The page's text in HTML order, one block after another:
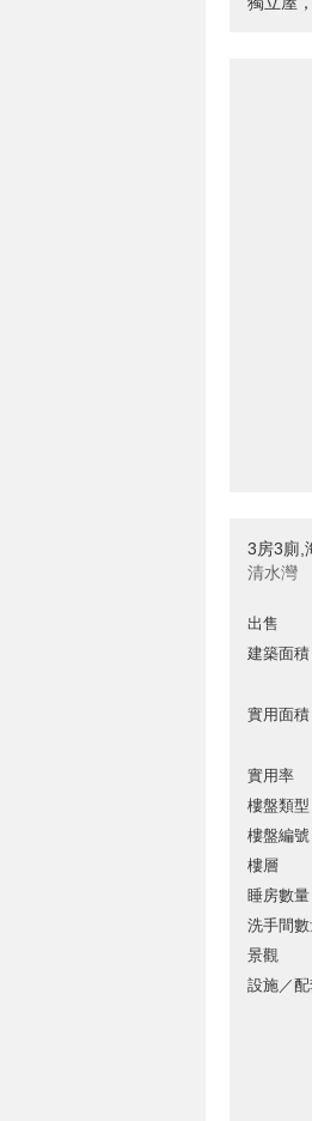
3房3廁,
清水灣
出售
建築面積
實用面積
實用率
樓盤類型
樓盤編號
樓層
睡房數量
洗手間
景觀
設施／配